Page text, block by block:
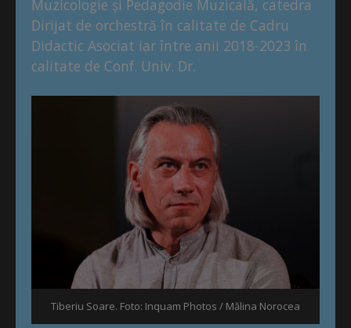
Muzicologie și Pedagodie Muzicală, catedra
Dirijat de orchestră în calitate de Cadru
Didactic Asociat iar între anii 2018-2023 în
calitate de Conf. Univ. Dr.
Tiberiu Soare. Foto: Inquam Photos / Mălina Norocea